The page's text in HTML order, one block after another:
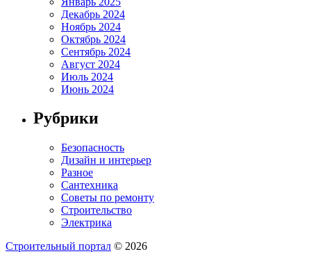
Декабрь 2024
Ноябрь 2024
Октябрь 2024
Сентябрь 2024
Август 2024
Июль 2024
Июнь 2024
Рубрики
Безопасность
Дизайн и интерьер
Разное
Сантехника
Советы по ремонту
Строительство
Электрика
Строительный портал © 2026